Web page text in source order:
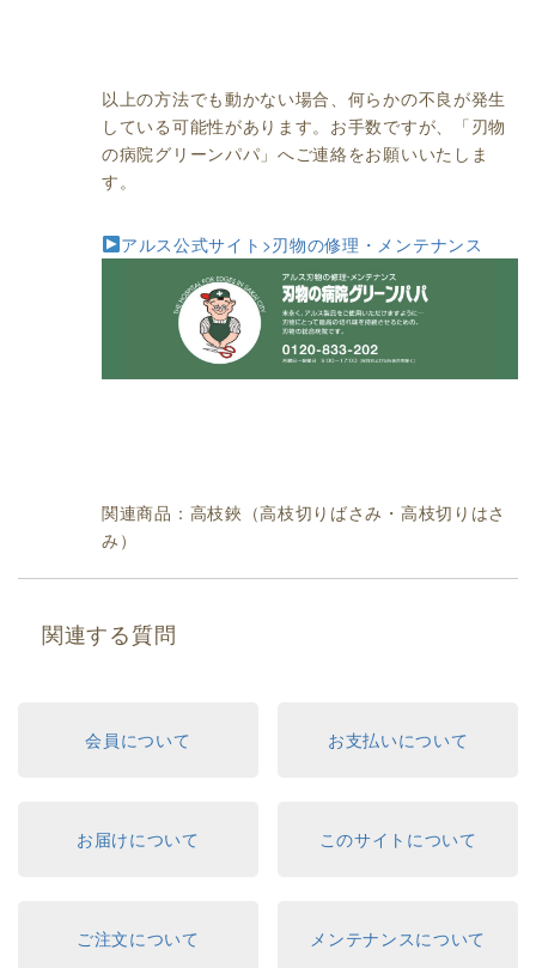
以上の方法でも動かない場合、何らかの不良が発生
している可能性があります。お手数ですが、「刃物
の病院グリーンパパ」へご連絡をお願いいたしま
す。
アルス公式サイト>刃物の修理・メンテナンス
関連商品：高枝鋏（高枝切りばさみ・高枝切りはさ
み）
関連する質問
会員について お支払いについて
お届けについて このサイトについて
ご注文について メンテナンスについて